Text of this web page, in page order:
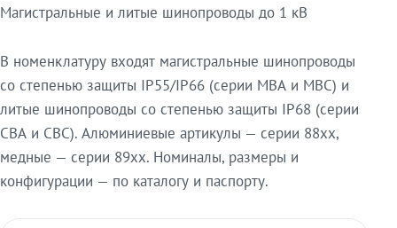
Магистральные и литые шинопроводы до 1 кВ
В номенклатуру входят магистральные шинопроводы
со степенью защиты IP55/IP66 (серии МВА и МВС) и
литые шинопроводы со степенью защиты IP68 (серии
СВА и СВС). Алюминиевые артикулы — серии 88xx,
медные — серии 89xx. Номиналы, размеры и
конфигурации — по каталогу и паспорту.